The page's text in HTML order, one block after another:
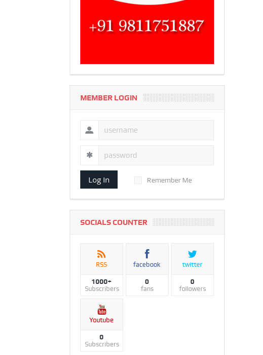
MEMBER LOGIN
Log In Remember Me
SOCIALS COUNTER
RSS
1000+
Subscribers
facebook
0
fans
twitter
0
followers
Youtube
0
Subscribers